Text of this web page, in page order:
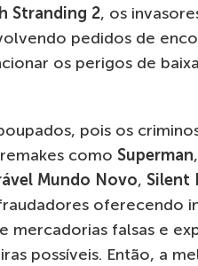
Stranding 2, os
pedidos de
os perigos de
pois os
como Superman,
Mundo Novo, Silent
oferecendo
mercadorias falsas e
possíveis. Então, a